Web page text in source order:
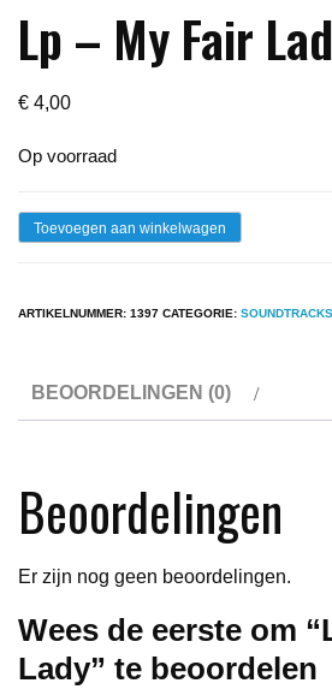
Lp – My Fair
€ 4,00
Op voorraad
Lp
aantal
Toevoegen aan winkelwagen
ARTIKELNUMMER: 1397 CATEGORIE: SOUNDTRACKS
BEOORDELINGEN (0)
Beoordelingen
Er zijn nog geen beoordelingen.
Wees de eerste om
Lady” te beoordelen